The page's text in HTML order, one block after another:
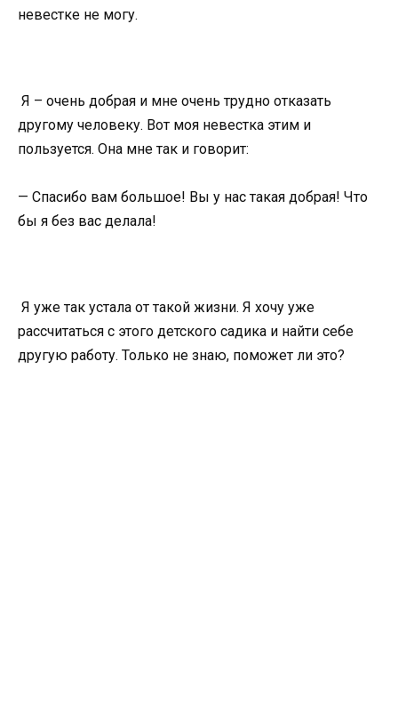
невестке не могу.
Я – очень добрая и мне очень трудно отказать
другому человеку. Вот моя невестка этим и
пользуется. Она мне так и говорит:
— Спасибо вам большое! Вы у нас такая добрая! Что
бы я без вас делала!
Я уже так устала от такой жизни. Я хочу уже
рассчитаться с этого детского садика и найти себе
другую работу. Только не знаю, поможет ли это?